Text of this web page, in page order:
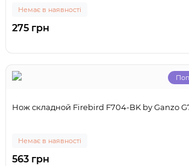
Немає в наявності
275 грн
Нож складной Firebird F704-BK by Ganzo
Немає в наявності
563 грн